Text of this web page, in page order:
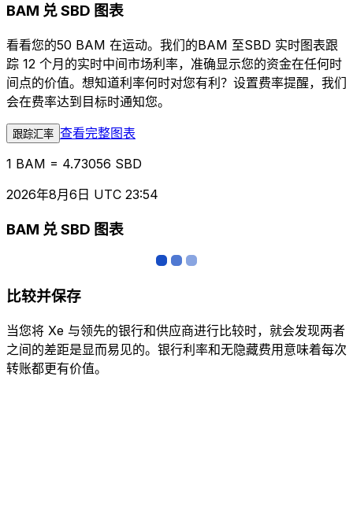
BAM 兑 SBD 图表
看看您的50 BAM 在运动。我们的BAM 至SBD 实时图表跟
踪 12 个月的实时中间市场利率，准确显示您的资金在任何时
间点的价值。想知道利率何时对您有利？设置费率提醒，我们
会在费率达到目标时通知您。
跟踪汇率 查看完整图表
1 BAM = 4.73056 SBD
2026年8月6日 UTC 23:54
BAM 兑 SBD 图表
比较并保存
当您将 Xe 与领先的银行和供应商进行比较时，就会发现两者
之间的差距是显而易见的。银行利率和无隐藏费用意味着每次
转账都更有价值。